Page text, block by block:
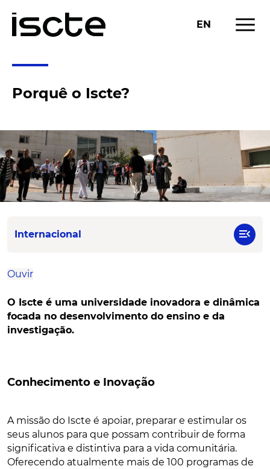
EN menu
Porquê o Iscte?
Internacional menu_open
Ouvir
O Iscte é uma universidade inovadora e dinâmica
focada no desenvolvimento do ensino e da
investigação.
Conhecimento e Inovação
A missão do Iscte é apoiar, preparar e estimular os
seus alunos para que possam contribuir de forma
significativa e distintiva para a vida comunitária.
Oferecendo atualmente mais de 100 programas de